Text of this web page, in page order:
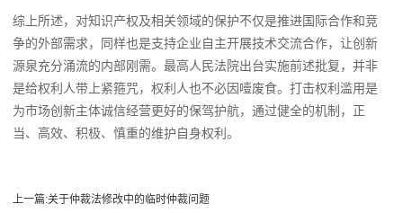
综上所述，对知识产权及相关领域的保护不仅是推进国际合作和竞
争的外部需求，同样也是支持企业自主开展技术交流合作，让创新
源泉充分涌流的内部刚需。最高人民法院出台实施前述批复，并非
是给权利人带上紧箍咒，权利人也不必因噎废食。打击权利滥用是
为市场创新主体诚信经营更好的保驾护航，通过健全的机制，正
当、高效、积极、慎重的维护自身权利。
上一篇:关于仲裁法修改中的临时仲裁问题